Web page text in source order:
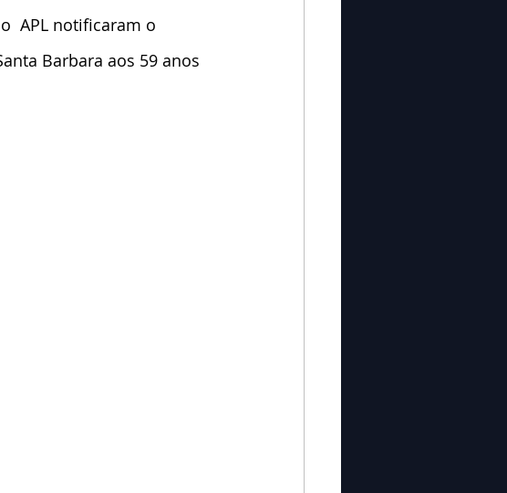
APL notificaram o
Barbara aos 59 anos